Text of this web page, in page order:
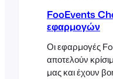
FooEvents
εφαρμογών
Οι εφαρμογές
αποτελούν
μας και έχουν